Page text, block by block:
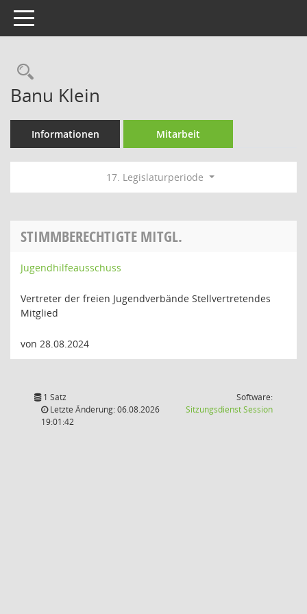
Toggle navigation
Rechercheauswahl
Banu Klein
Informationen Mitarbeit
17. Legislaturperiode
STIMMBERECHTIGTE MITGL.
Jugendhilfeausschuss
Vertreter der freien Jugendverbände Stellvertretendes
Mitglied
von 28.08.2024
1 Satz
Letzte Änderung: 06.08.2026
19:01:42
Software:
SitzungsdienstSession(Wird in